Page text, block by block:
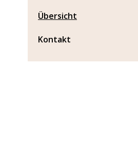
Übersicht
Kontakt